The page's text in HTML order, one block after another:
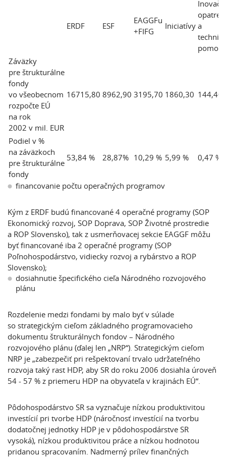
ERDF ESF
EAGGFu
+FIFG
Iniciatívy a
pomoc
Záväzky
pre štrukturálne
fondy
vo všeobecnom
rozpočte EÚ
na rok
2002 v mil. EUR
16715,80 8962,90 3195,70 1860,30 144,40
Podiel v %
na záväzkoch
pre štrukturálne
fondy
53,84 % 28,87% 10,29 % 5,99 % 0,47 %
financovanie počtu operačných programov
Kým z ERDF budú financované 4 operačné programy (SOP
Ekonomický rozvoj, SOP Doprava, SOP Životné prostredie
a ROP Slovensko), tak z usmerňovacej sekcie EAGGF môžu
byť financované iba 2 operačné programy (SOP
Poľnohospodárstvo, vidiecky rozvoj a rybárstvo a ROP
Slovensko);
dosiahnutie špecifického cieľa Národného rozvojového
plánu
Rozdelenie medzi fondami by malo byť v súlade
so strategickým cieľom základného programovacieho
dokumentu štrukturálnych fondov – Národného
rozvojového plánu (ďalej len „NRP“). Strategickým cieľom
NRP je „zabezpečiť pri rešpektovaní trvalo udržateľného
rozvoja taký rast HDP, aby SR do roku 2006 dosiahla úroveň
54 - 57 % z priemeru HDP na obyvateľa v krajinách EÚ“.
Pôdohospodárstvo SR sa vyznačuje nízkou produktivitou
investícií pri tvorbe HDP (náročnosť investícií na tvorbu
dodatočnej jednotky HDP je v pôdohospodárstve SR
vysoká), nízkou produktivitou práce a nízkou hodnotou
pridanou spracovaním. Nadmerný prílev finančných